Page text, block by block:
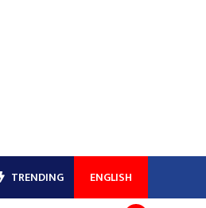
TRENDING ENGLISH